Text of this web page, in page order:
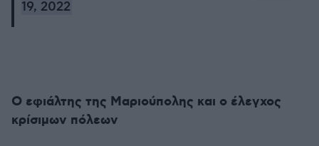
19, 2022
Ο εφιάλτης της Μαριούπολης και ο έλεγχος
κρίσιμων πόλεων